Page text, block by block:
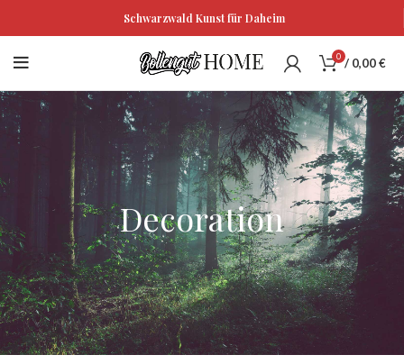
0 / 0,00€
Decoration
Schwarzwald Kunst für Daheim